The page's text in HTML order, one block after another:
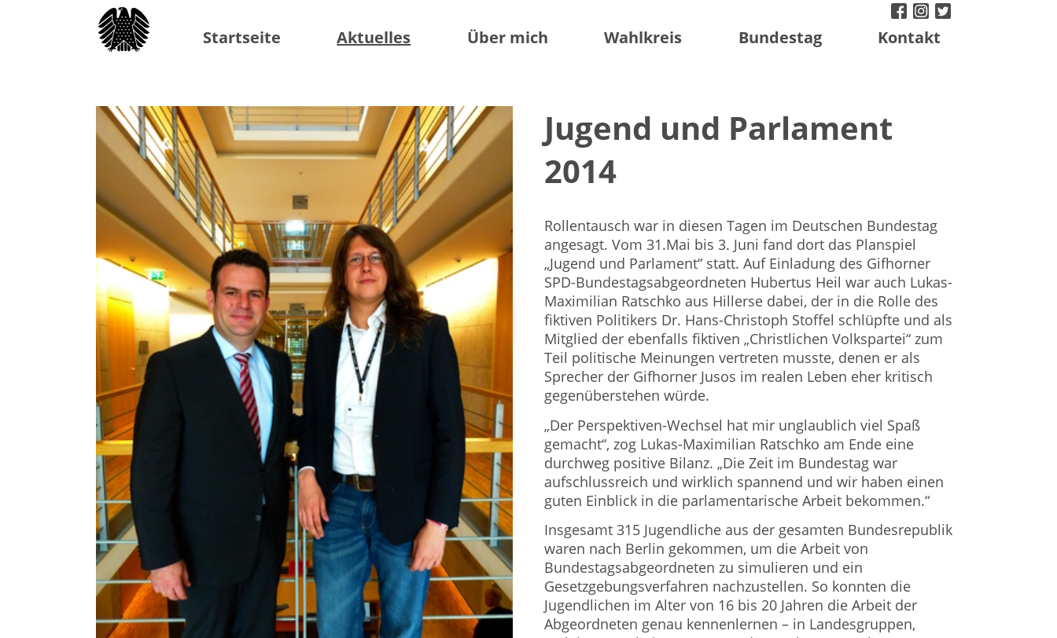
facebook
instagram
twitter
Startseite Aktuelles Über mich Wahlkreis Bundestag Kontakt
Jugend und Parlament
2014
Rollentausch war in diesen Tagen im Deutschen Bundestag
angesagt. Vom 31.Mai bis 3. Juni fand dort das Planspiel
„Jugend und Parlament“ statt. Auf Einladung des Gifhorner
SPD-Bundestagsabgeordneten Hubertus Heil war auch Lukas-
Maximilian Ratschko aus Hillerse dabei, der in die Rolle des
fiktiven Politikers Dr. Hans-Christoph Stoffel schlüpfte und als
Mitglied der ebenfalls fiktiven „Christlichen Volkspartei“ zum
Teil politische Meinungen vertreten musste, denen er als
Sprecher der Gifhorner Jusos im realen Leben eher kritisch
gegenüberstehen würde.
„Der Perspektiven-Wechsel hat mir unglaublich viel Spaß
gemacht“, zog Lukas-Maximilian Ratschko am Ende eine
durchweg positive Bilanz. „Die Zeit im Bundestag war
aufschlussreich und wirklich spannend und wir haben einen
guten Einblick in die parlamentarische Arbeit bekommen.“
Insgesamt 315 Jugendliche aus der gesamten Bundesrepublik
waren nach Berlin gekommen, um die Arbeit von
Bundestagsabgeordneten zu simulieren und ein
Gesetzgebungsverfahren nachzustellen. So konnten die
Jugendlichen im Alter von 16 bis 20 Jahren die Arbeit der
Abgeordneten genau kennenlernen – in Landesgruppen,